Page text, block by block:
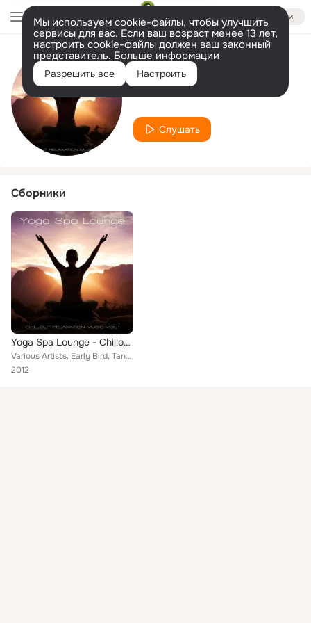
Войти
Мы используем cookie-файлы, чтобы улучшить
сервисы для вас. Если ваш возраст менее 13 лет,
настроить cookie-файлы должен ваш законный
представитель. Больше информации
Разрешить все Настроить
Исполнитель
Beachside
Слушать
Сборники
Yoga Spa Lounge - Chillout Relaxation Music, Vol. 1
Various Artists, Early Bird, TantraYaounde, Aquarius, Alchemy, Little Buddha, Sensual Soul, Freefloat, Séance, Summer Madness, B...
2012